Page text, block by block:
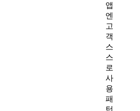
앱
엔
고
객
스
스
로
사
용
패
턴